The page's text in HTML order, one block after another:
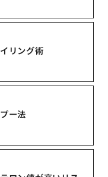
リング術
ー法